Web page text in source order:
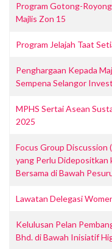
Program Gotong-
Majlis Zon 15
Program Jelajah Taat
Penghargaan Kepada
Sempena Selangor
MPHS Sertai Asean
2025
Focus Group Discussion
yang Perlu Didepositkan
Bersama di Bawah
Lawatan Delegasi
Kelulusan Pelan
Bhd. di Bawah Inisiatif